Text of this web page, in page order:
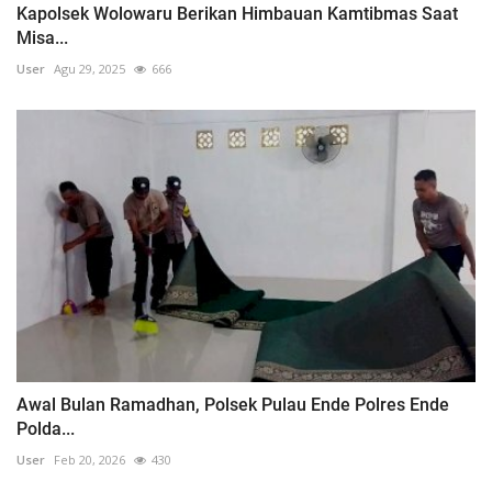
Kapolsek Wolowaru Berikan Himbauan Kamtibmas Saat
Misa...
User Agu 29, 2025 666
Awal Bulan Ramadhan, Polsek Pulau Ende Polres Ende
Polda...
User Feb 20, 2026 430